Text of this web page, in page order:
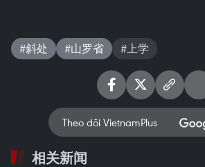
#斜处 #山罗省 #上学
Theo dõi VietnamPlus
相关新闻